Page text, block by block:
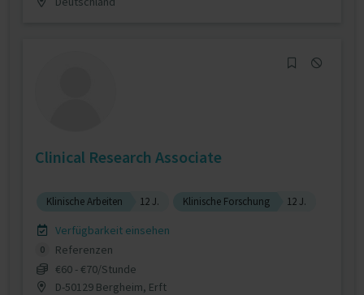
Clinical Research Associate
Klinische Arbeiten 12 J. Klinische Forschung 12 J.
Verfügbarkeit einsehen
0
Referenzen
€60 - €70/Stunde
D-50129 Bergheim, Erft